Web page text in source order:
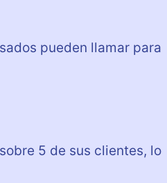
pueden llamar para
5 de sus clientes, lo